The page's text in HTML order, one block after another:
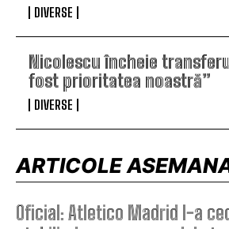
DIVERSE
Nicolescu încheie
fost prioritatea noastră”
DIVERSE
ARTICOLE
Oficial: Atletico Madrid l-a